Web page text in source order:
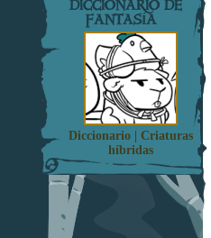
DICCIONARIO DE
FANTASÍA
Diccionario | Criaturas
híbridas